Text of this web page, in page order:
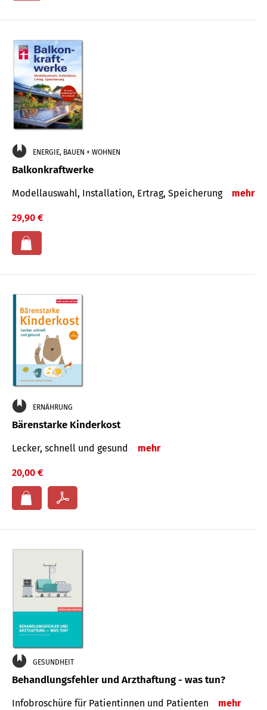
ENERGIE, BAUEN + WOHNEN
Balkonkraftwerke
Modellauswahl, Installation, Ertrag, Speicherung mehr
29,90 €
ERNÄHRUNG
Bärenstarke Kinderkost
Lecker, schnell und gesund mehr
20,00 €
GESUNDHEIT
Behandlungsfehler und Arzthaftung - was tun?
Infobroschüre für Patientinnen und Patienten mehr